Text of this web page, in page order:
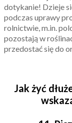
dotykanie! Dzieje
podczas uprawy
rolnictwie, m.in.
pozostają w
przedostać się do
Jak żyć